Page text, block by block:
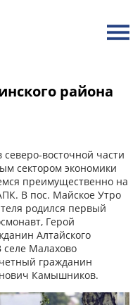
района
восточной части
сектором экономики
преимущественно на
В пос. Майское Утро
родился первый
Герой
Алтайского
селе Малахово
гражданин
Камышников.